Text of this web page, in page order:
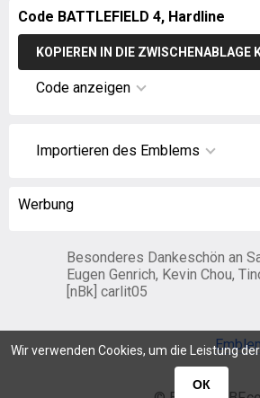
Wir verwenden Cookies, um die Leistung
ОК
Code BATTLEFIELD 4, Hardline
KOPIEREN IN DIE ZWISCHENABLAGE
Code anzeigen
Importieren des Emblems
Werbung
Besonderes Dankeschön an
Eugen Genrich, Kevin Chou,
[nBk] carlit05